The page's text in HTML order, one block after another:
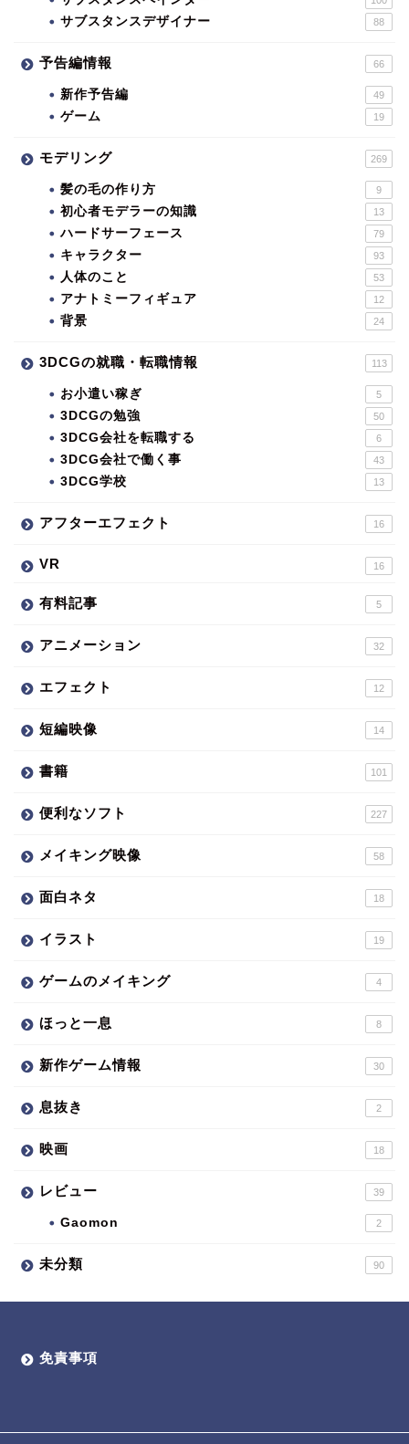
サブスタンスデザイナー 88
予告編情報 66
新作予告編 49
ゲーム 19
モデリング 269
髪の毛の作り方 9
初心者モデラーの知識 13
ハードサーフェース 79
キャラクター 93
人体のこと 53
アナトミーフィギュア 12
背景 24
3DCGの就職・転職情報 113
お小遣い稼ぎ 5
3DCGの勉強 50
3DCG会社を転職する 6
3DCG会社で働く事 43
3DCG学校 13
アフターエフェクト 16
VR 16
有料記事 5
アニメーション 32
エフェクト 12
短編映像 14
書籍 101
便利なソフト 227
メイキング映像 58
面白ネタ 18
イラスト 19
ゲームのメイキング 4
ほっと一息 8
新作ゲーム情報 30
息抜き 2
映画 18
レビュー 39
Gaomon 2
未分類 90
免責事項